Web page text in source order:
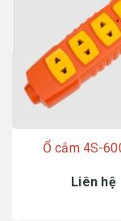
Ổ cắm 4S-
Liên hệ